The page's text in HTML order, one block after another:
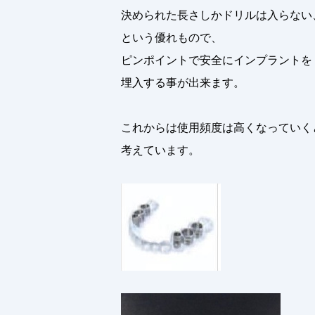
決められた長さしかドリルは入らない
という優れもので、
ピンポイントで安全にインプラントを
埋入する事が出来ます。
これからは使用頻度は高くなってい
考えています。